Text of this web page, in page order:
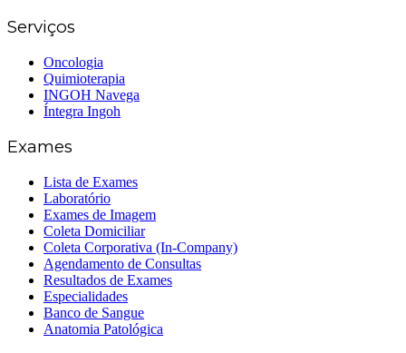
Serviços
Oncologia
Quimioterapia
INGOH Navega
Íntegra Ingoh
Exames
Lista de Exames
Laboratório
Exames de Imagem
Coleta Domiciliar
Coleta Corporativa (In-Company)
Agendamento de Consultas
Resultados de Exames
Especialidades
Banco de Sangue
Anatomia Patológica